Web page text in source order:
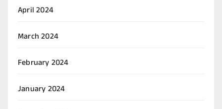
April 2024
March 2024
February 2024
January 2024